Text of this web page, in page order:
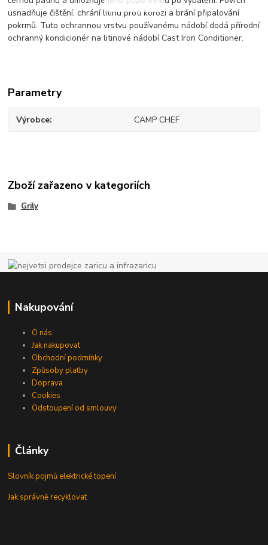
usnadňuje čištění, chrání litinu proti korozi a brání připalování
pokrmů. Tuto ochrannou vrstvu používanému nádobí dodá přírodní
ochranný kondicionér na litinové nádobí Cast Iron Conditioner.
Parametry
Výrobce CAMP CHEF
Zboží zařazeno v kategoriích
Grily
Nakupování
O nás
Jak nakupovat
Obchodní podmínky
Způsoby platby
Doprava
Cookies
Odstoupení od smlouvy
Články
Slovník pojmů elektrické topení
Jak správně recyklovat